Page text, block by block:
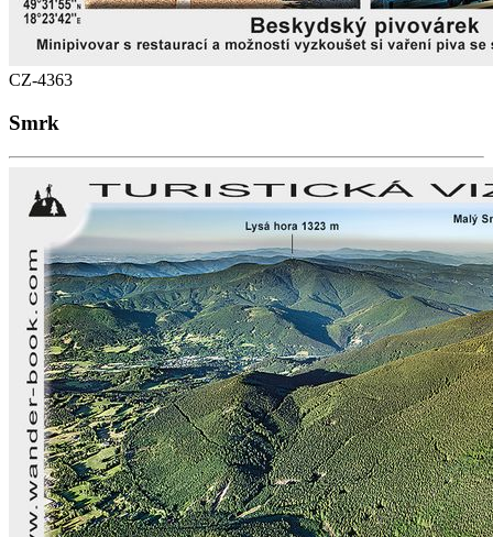
CZ-4363
Smrk